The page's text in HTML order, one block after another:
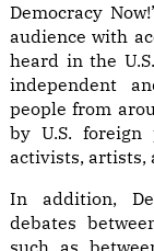
Democracy
audience with
heard in the
independent
people from
by U.S. foreign
activists, artists,
In addition,
debates